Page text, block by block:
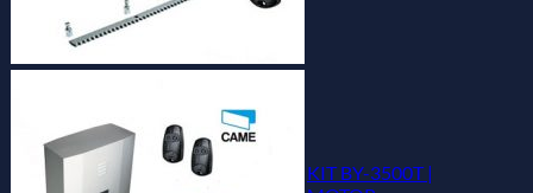
KIT BY-3500T |